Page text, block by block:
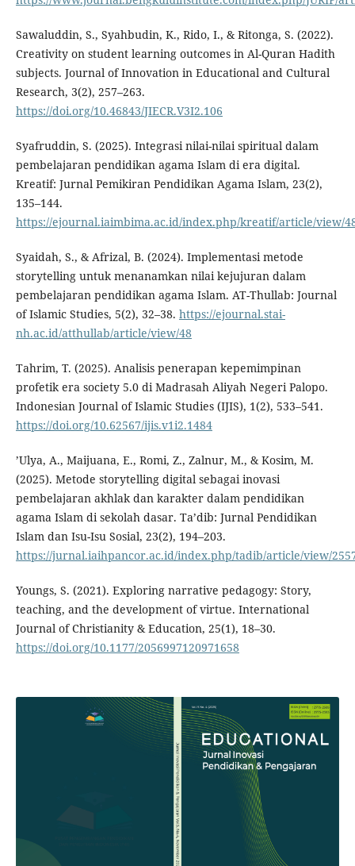
Sawaluddin, S., Syahbudin, K., Rido, I., & Ritonga, S. (2022).
Creativity on student learning outcomes in Al-Quran Hadith
subjects. Journal of Innovation in Educational and Cultural
Research, 3(2), 257–263.
https://doi.org/10.46843/JIECR.V3I2.106
Syafruddin, S. (2025). Integrasi nilai-nilai spiritual dalam
pembelajaran pendidikan agama Islam di era digital.
Kreatif: Jurnal Pemikiran Pendidikan Agama Islam, 23(2),
135–144.
https://ejournal.iaimbima.ac.id/index.php/kreatif/article/view/
Syaidah, S., & Afrizal, B. (2024). Implementasi metode
storytelling untuk menanamkan nilai kejujuran dalam
pembelajaran pendidikan agama Islam. AT-Thullab: Journal
of Islamic Studies, 5(2), 32–38. https://ejournal.stai-
nh.ac.id/atthullab/article/view/48
Tahrim, T. (2025). Analisis penerapan kepemimpinan
profetik era society 5.0 di Madrasah Aliyah Negeri Palopo.
Indonesian Journal of Islamic Studies (IJIS), 1(2), 533–541.
https://doi.org/10.62567/ijis.v1i2.1484
’Ulya, A., Maijuana, E., Romi, Z., Zalnur, M., & Kosim, M.
(2025). Metode storytelling digital sebagai inovasi
pembelajaran akhlak dan karakter dalam pendidikan
agama Islam di sekolah dasar. Ta’dib: Jurnal Pendidikan
Islam dan Isu-Isu Sosial, 23(2), 194–203.
https://jurnal.iaihpancor.ac.id/index.php/tadib/article/view/
Youngs, S. (2021). Exploring narrative pedagogy: Story,
teaching, and the development of virtue. International
Journal of Christianity & Education, 25(1), 18–30.
https://doi.org/10.1177/2056997120971658